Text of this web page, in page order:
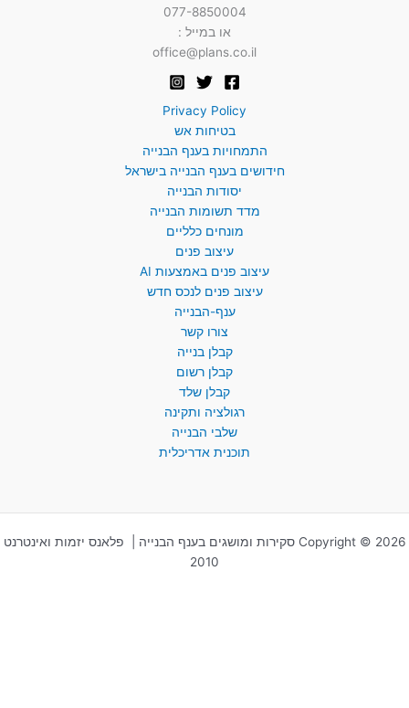
077-8850004
או במייל :
office@plans.co.il
Privacy Policy
בטיחות אש
התמחויות בענף הבנייה
חידושים בענף הבנייה בישראל
יסודות הבנייה
מדד תשומות הבנייה
מונחים כלליים
עיצוב פנים
עיצוב פנים באמצעות AI
עיצוב פנים לנכס חדש
ענף-הבנייה
צורו קשר
קבלן בנייה
קבלן רשום
קבלן שלד
רגולציה ותקינה
שלבי הבנייה
תוכנית אדריכלית
Copyright © 2026 סקירות ומושגים בענף הבנייה | פלאנס יזמות ואינטרנט
2010